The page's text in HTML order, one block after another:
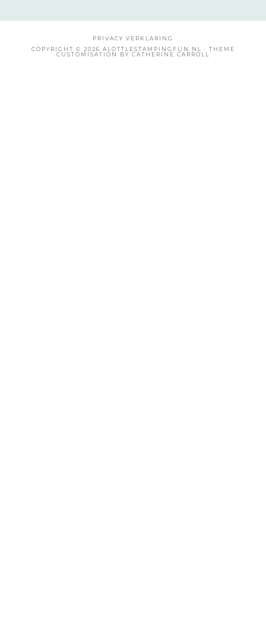
PRIVACY VERKLARING
COPYRIGHT © 2026 ALOTTLESTAMPINGFUN.NL · THEME
CUSTOMISATION BY CATHERINE CARROLL